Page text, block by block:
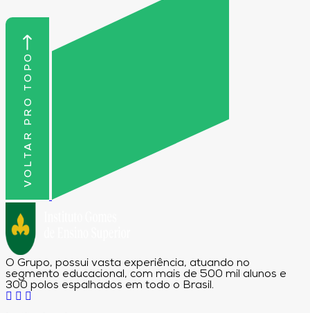
VOLTAR PRO TOPO
O Grupo, possui vasta experiência, atuando no
segmento educacional, com mais de 500 mil alunos e
300 polos espalhados em todo o Brasil.